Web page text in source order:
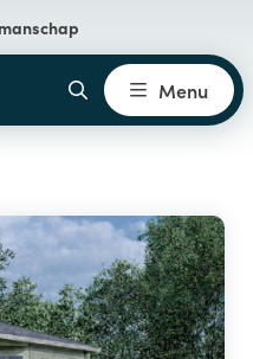
Menu